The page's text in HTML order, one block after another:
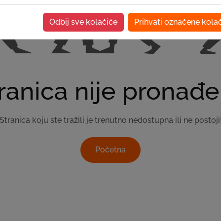
Odbij sve kolačiće Prihvati označene
nije
koju ste tražili je trenutno nedostupna ili ne postoji!
Početna